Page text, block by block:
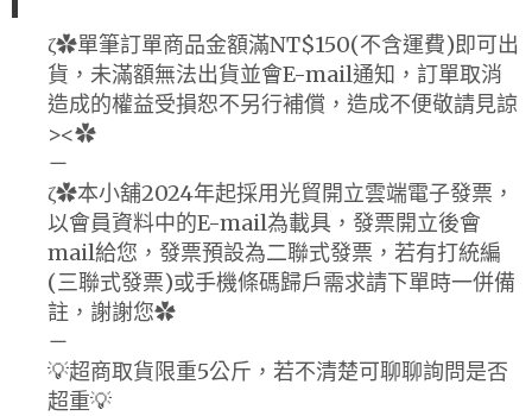
ζ✿單筆訂單商品金額滿NT$150(不含運費)即可出
貨，未滿額無法出貨並會E-mail通知，訂單取消
造成的權益受損恕不另行補償，造成不便敬請見諒
><✿
－
ζ✿本小舖2024年起採用光貿開立雲端電子發票，
以會員資料中的E-mail為載具，發票開立後會
mail給您，發票預設為二聯式發票，若有打統編
(三聯式發票)或手機條碼歸戶需求請下單時一併備
註，謝謝您✿
－
💡超商取貨限重5公斤，若不清楚可聊聊詢問是否
超重💡